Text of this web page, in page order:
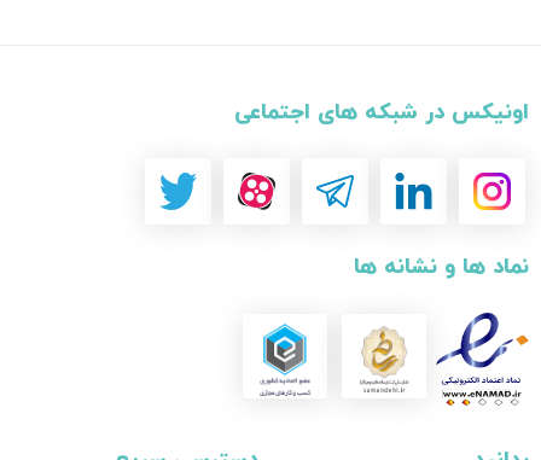
اونیکس در شبکه های اجتماعی
نماد ها و نشانه ها